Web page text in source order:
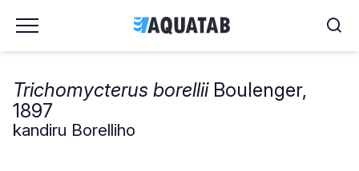
Trichomycterus borelliiBoulenger,
1897
kandiru Borelliho